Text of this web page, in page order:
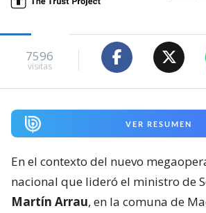
7596
visitas
VER RESUMEN
En el contexto del nuevo
nacional que lideró el ministro de
Martín Arrau, en la comuna de